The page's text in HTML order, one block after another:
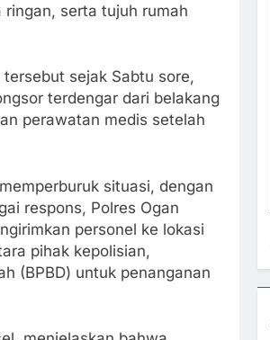
serta tujuh rumah
sejak Sabtu sore,
terdengar dari belakang
perawatan medis setelah
situasi, dengan
respons, Polres Ogan
personel ke lokasi
pihak kepolisian,
(BPBD) untuk penanganan